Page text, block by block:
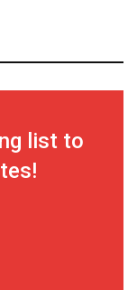
list to